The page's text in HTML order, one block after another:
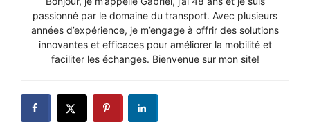
passionné par le domaine du transport. Avec plusieurs
années d’expérience, je m’engage à offrir des solutions
innovantes et efficaces pour améliorer la mobilité et
faciliter les échanges. Bienvenue sur mon site!